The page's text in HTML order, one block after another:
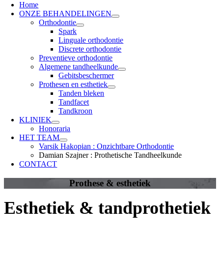
Home
ONZE BEHANDELINGEN
Orthodontie
Spark
Linguale orthodontie
Discrete orthodontie
Preventieve orthodontie
Algemene tandheelkunde
Gebitsbeschermer
Prothesen en esthetiek
Tanden bleken
Tandfacet
Tandkroon
KLINIEK
Honoraria
HET TEAM
Varsik Hakopian : Onzichtbare Orthodontie
Damian Szajner : Prothetische Tandheelkunde
CONTACT
Prothese & esthetiek
Esthetiek & tandprothetiek